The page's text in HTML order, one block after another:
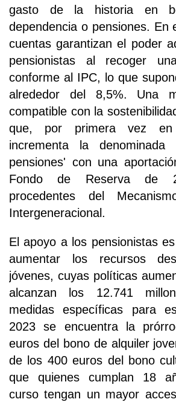
gasto de la historia en
dependencia o pensiones. En
cuentas garantizan el poder
pensionistas al recoger
conforme al IPC, lo que
alrededor del 8,5%. Una
compatible con la
que, por primera vez
incrementa la
pensiones' con una
Fondo de Reserva de
procedentes del
Intergeneracional.
El apoyo a los pensionistas
aumentar los recursos
jóvenes, cuyas políticas
alcanzan los 12.741
medidas específicas para
2023 se encuentra la
euros del bono de alquiler
de los 400 euros del bono
que quienes cumplan 18
curso tengan un mayor